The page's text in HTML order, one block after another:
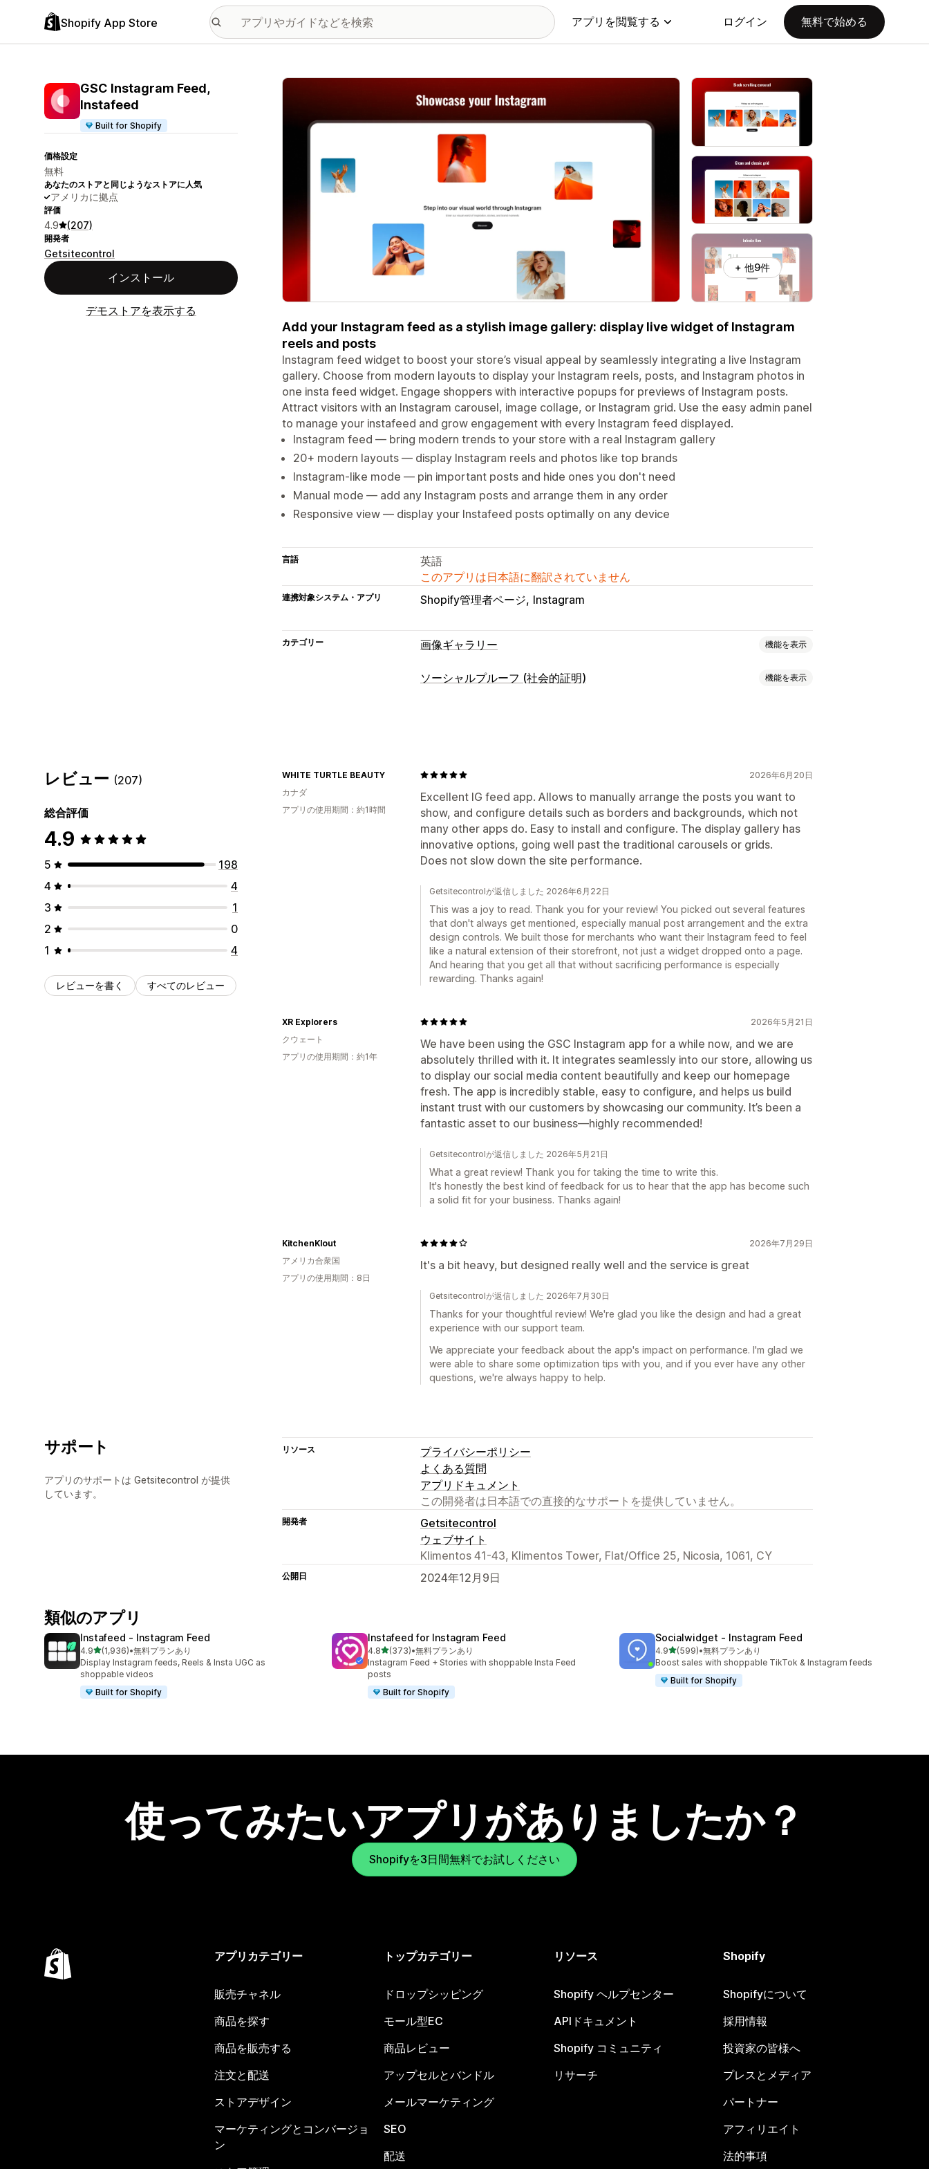
Shopify App Store アプリを閲覧する ログイン 無料で始める
GSC Instagram Feed,
Instafeed
Built for Shopify
価格設定
無料
あなたのストアと同じようなストアに人気
アメリカに拠点
評価
4.9 (207)
開発者
Getsitecontrol
インストール
デモストアを表示する
特集の画像ギャラリー
+ 他9件
Add your Instagram feed as a stylish image gallery: display live widget of Instagram
reels and posts
Instagram feed widget to boost your store’s visual appeal by seamlessly integrating a live Instagram
gallery. Choose from modern layouts to display your Instagram reels, posts, and Instagram photos in
one insta feed widget. Engage shoppers with interactive popups for previews of Instagram posts.
Attract visitors with an Instagram carousel, image collage, or Instagram grid. Use the easy admin panel
to manage your instafeed and grow engagement with every Instagram feed displayed.
Instagram feed — bring modern trends to your store with a real Instagram gallery
20+ modern layouts — display Instagram reels and photos like top brands
Instagram-like mode — pin important posts and hide ones you don't need
Manual mode — add any Instagram posts and arrange them in any order
Responsive view — display your Instafeed posts optimally on any device
言語
英語
このアプリは日本語に翻訳されていません
連携対象システム・アプリ Shopify管理者ページ Instagram
カテゴリー 画像ギャラリー 機能を表示
ギャラリータイプ
ソーシャルプルーフ (社会的証明) 機能を表示
カスタムレイアウト
レビュー (207)
総合評価
4.9
5
198
4
4
3
1
2
0
1
4
レビューを書く すべてのレビュー
2026年6月20日
Excellent IG feed app. Allows to manually arrange the posts you want to
show, and configure details such as borders and backgrounds, which not
many other apps do. Easy to install and configure. The display gallery has
innovative options, going well past the traditional carousels or grids.
Does not slow down the site performance.
WHITE TURTLE BEAUTY
カナダ
アプリの使用期間：約1時間
Getsitecontrolが返信しました 2026年6月22日
This was a joy to read. Thank you for your review! You picked out several features
that don't always get mentioned, especially manual post arrangement and the extra
design controls. We built those for merchants who want their Instagram feed to feel
like a natural extension of their storefront, not just a widget dropped onto a page.
And hearing that you get all that without sacrificing performance is especially
rewarding. Thanks again!
2026年5月21日
We have been using the GSC Instagram app for a while now, and we are
absolutely thrilled with it. It integrates seamlessly into our store, allowing us
to display our social media content beautifully and keep our homepage
fresh. The app is incredibly stable, easy to configure, and helps us build
instant trust with our customers by showcasing our community. It’s been a
fantastic asset to our business—highly recommended!
XR Explorers
クウェート
アプリの使用期間：約1年
Getsitecontrolが返信しました 2026年5月21日
What a great review! Thank you for taking the time to write this.
It's honestly the best kind of feedback for us to hear that the app has become such
a solid fit for your business. Thanks again!
2026年7月29日
It's a bit heavy, but designed really well and the service is great
KitchenKlout
アメリカ合衆国
アプリの使用期間：8日
Getsitecontrolが返信しました 2026年7月30日
Thanks for your thoughtful review! We're glad you like the design and had a great
experience with our support team.
We appreciate your feedback about the app's impact on performance. I'm glad we
were able to share some optimization tips with you, and if you ever have any other
questions, we're always happy to help.
サポート
アプリのサポートは Getsitecontrol が提供
しています。
リソース
プライバシーポリシー
よくある質問
アプリドキュメント
この開発者は日本語での直接的なサポートを提供していません。
開発者
Getsitecontrol
ウェブサイト
Klimentos 41-43, Klimentos Tower, Flat/Office 25, Nicosia, 1061, CY
公開日 2024年12月9日
類似のアプリ
Instafeed ‑ Instagram Feed
4.95つ星中
(1,936)
合計レビュー数：1936件
•無料プランあり
Display Instagram feeds, Reels & Insta UGC as
shoppable videos
Built for Shopify
Instafeed for Instagram Feed
4.85つ星中
(373)
合計レビュー数：373件
•無料プランあり
Instagram Feed + Stories with shoppable Insta Feed
posts
Built for Shopify
Socialwidget ‑ Instagram Feed
4.95つ星中
(599)
合計レビュー数：599件
•無料プランあり
Boost sales with shoppable TikTok & Instagram feeds
Built for Shopify
使ってみたいアプリがありましたか？
Shopifyを3日間無料でお試しください
アプリカテゴリー
販売チャネル
商品を探す
商品を販売する
注文と配送
ストアデザイン
マーケティングとコンバージョ
ン
トップカテゴリー
ドロップシッピング
モール型EC
商品レビュー
アップセルとバンドル
メールマーケティング
SEO
配送
リソース
Shopify ヘルプセンター
APIドキュメント
Shopify コミュニティ
リサーチ
Shopify
Shopifyについて
採用情報
投資家の皆様へ
プレスとメディア
パートナー
アフィリエイト
法的事項